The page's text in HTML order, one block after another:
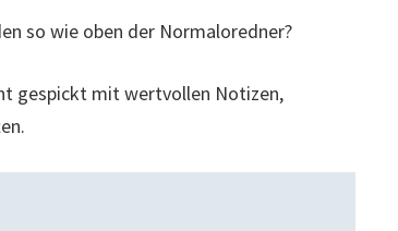
so wie oben der Normaloredner?
gespickt mit wertvollen Notizen,